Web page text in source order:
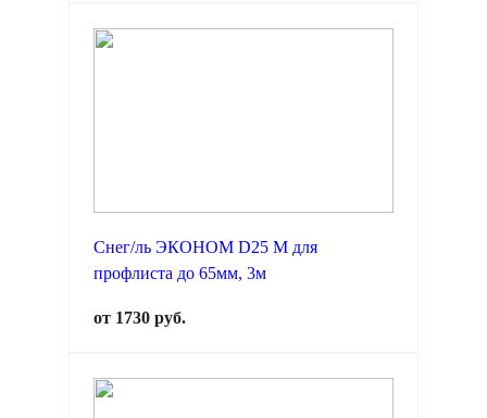
Снег/ль ЭКОНОМ D25 М для
профлиста до 65мм, 3м
от 1730 руб.